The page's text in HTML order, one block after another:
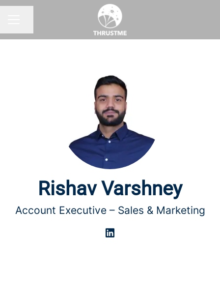
Rishav Varshney
Account Executive – Sales & Marketing